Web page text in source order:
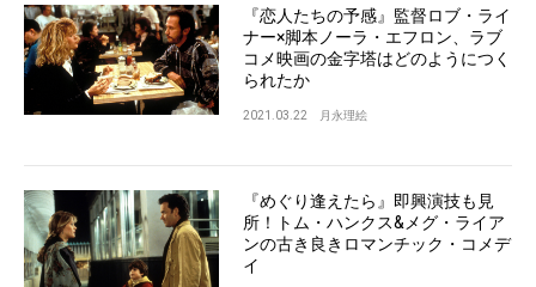
『恋人たちの予感』監督ロブ・ライ
ナー×脚本ノーラ・エフロン、ラブ
コメ映画の金字塔はどのようにつく
られたか
2021.03.22 月永理絵
『めぐり逢えたら』即興演技も見
所！トム・ハンクス&メグ・ライア
ンの古き良きロマンチック・コメデ
イ